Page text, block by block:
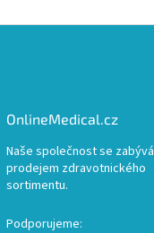
OnlineMedical.cz
Naše společnost se zabývá
prodejem zdravotnického
sortimentu.
Podporujeme: